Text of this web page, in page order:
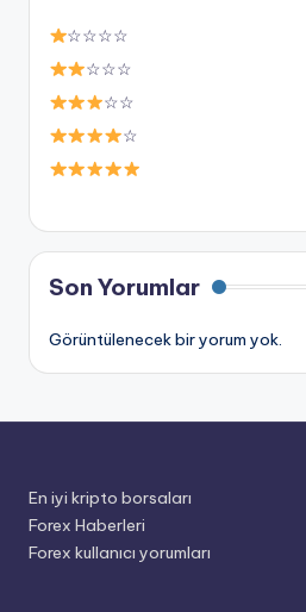
☆☆☆☆
☆☆☆
☆☆
☆
Son Yorumlar
Görüntülenecek bir yorum yok.
En iyi kripto borsaları
Forex Haberleri
Forex kullanıcı yorumları